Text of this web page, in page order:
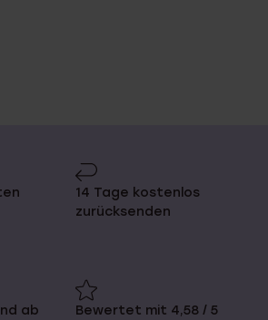
14 Tage kostenlos
zurücksenden
ab
Bewertet mit 4,58 / 5